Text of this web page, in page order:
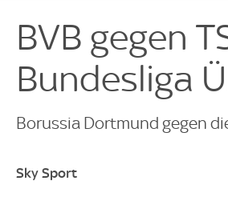
BVB gegen
Bundesliga
Borussia Dortmund gegen
Sky Sport